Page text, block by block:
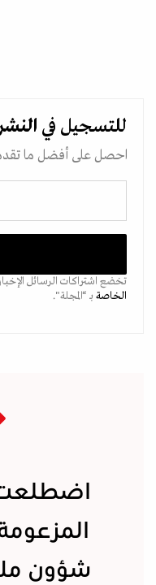
للتسجيل في
احصل على أفضل ما
تخضع اشتراكات الرسائل
الخاصة بـ “المجلة".
اضطلعت
شؤون